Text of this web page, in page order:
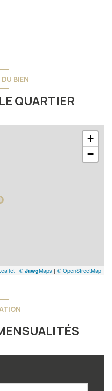
BIEN
QUARTIER
+
−
| © JawgMaps | © OpenStreetMap